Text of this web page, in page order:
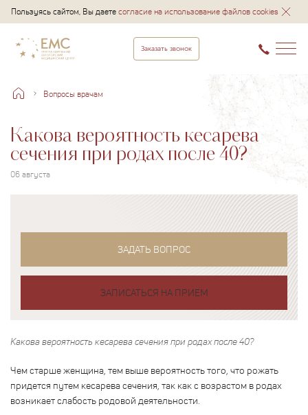
Пользуясь сайтом, Вы даетесогласие на использование файлов cookies
Заказать звонок
Вопросы врачам
Какова вероятность кесарева
сечения при родах после 40?
06 августа
ЗАДАТЬ ВОПРОС
ЗАПИСАТЬСЯ НА ПРИЕМ
Какова вероятность кесарева сечения при родах после 40?
Чем старше женщина, тем выше вероятность того, что рожать
придется путем кесарева сечения, так как с возрастом в родах
возникает слабость родовой деятельности.